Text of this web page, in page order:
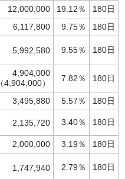
12,000,000 19.12％
180日
6,117,800 9.75％
180日
5,992,580 9.55％ 180日
4,904,000
（4,904,000）
7.82％ 180日
3,495,880 5.57％
180日
2,135,720 3.40％ 180日
2,000,000 3.19％
180日
1,747,940 2.79％ 180日